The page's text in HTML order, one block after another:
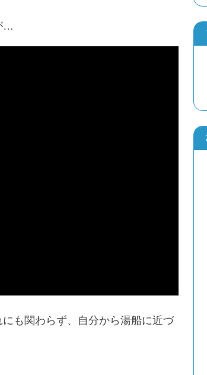
メッシがスパイダーマンと出会う！？『
…
も関わらず、自分から湯船に近づ